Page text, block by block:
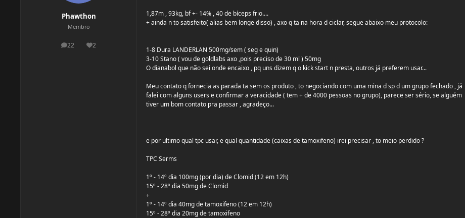
Phawthon
Membro
22
postagens
2
Reputação
1,87m , 93kg, bf +- 14% , 40 de bíceps frio....
+ ainda n to satisfeito( alias bem longe disso) , axo q ta na hora d ciclar, segue abaixo meu protocolo:
1-8 Dura LANDERLAN 500mg/sem ( seg e quin)
3-10 Stano ( vou de goldlabs axo ,pois preciso de 30 ml ) 50mg
O dianabol que não sei onde encaixo , pq uns dizem q o kick start n presta, outros já preferem usar...
Meu contato q fornecia as parada ta sem os produto , to negociando com uma mina d sp d um grupo fechado , já
falei com alguns users e confirmar a veracidade ( tem + de 4000 pessoas no grupo), parece ser sério, se alguém
tiver um bom contato pra passar , agradeço...
e por ultimo qual tpc usar, e qual quantidade (caixas de tamoxifeno) irei precisar , to meio perdido ?
TPC Serms
1º - 14º dia 100mg (por dia) de Clomid (12 em 12h)
15º - 28º dia 50mg de Clomid
+
1º - 14º dia 40mg de tamoxifeno (12 em 12h)
15º - 28º dia 20mg de tamoxifeno